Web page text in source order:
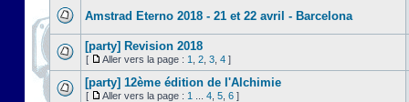
Amstrad Eterno 2018 - 21 et 22 avril - Barcelona
[party] Revision 2018
[ Aller vers la page : 1 2 3 4 ]
[party] 12ème édition de l'Alchimie
[ Aller vers la page : 1 4 5 6 ]